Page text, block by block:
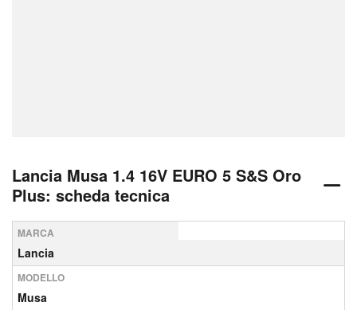
Lancia Musa 1.4 16V EURO 5 S&S Oro
Plus: scheda tecnica
MARCA
Lancia
MODELLO
Musa